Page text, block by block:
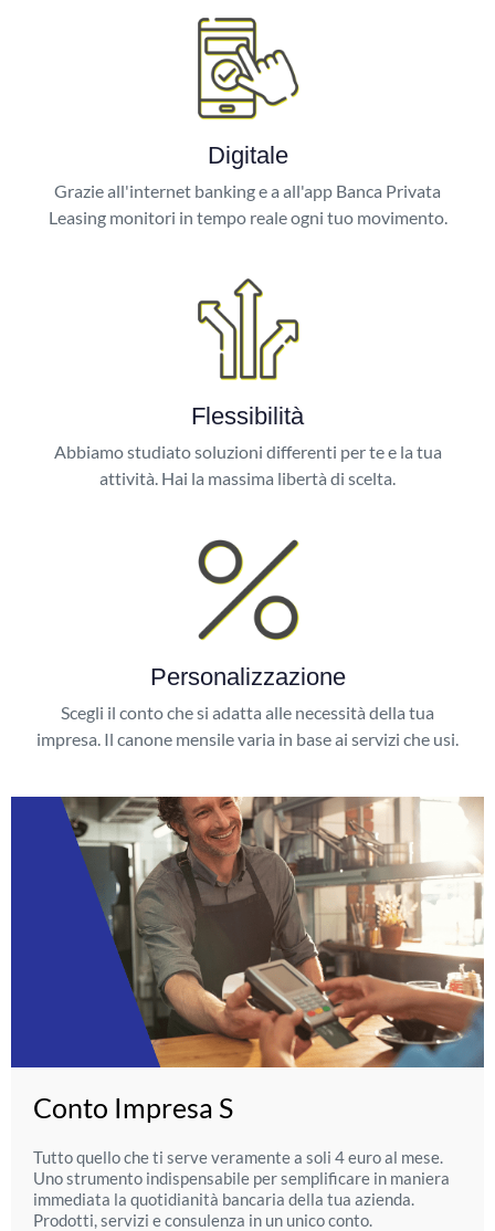
Digitale
Grazie all'internet banking e a all'app Banca Privata
Leasing monitori in tempo reale ogni tuo movimento.
Flessibilità
Abbiamo studiato soluzioni differenti per te e la tua
attività. Hai la massima libertà di scelta.
Personalizzazione
Scegli il conto che si adatta alle necessità della tua
impresa. Il canone mensile varia in base ai servizi che usi.
Conto Impresa S
Tutto quello che ti serve veramente a soli 4 euro al mese.
Uno strumento indispensabile per semplificare in maniera
immediata la quotidianità bancaria della tua azienda.
Prodotti, servizi e consulenza in un unico conto.